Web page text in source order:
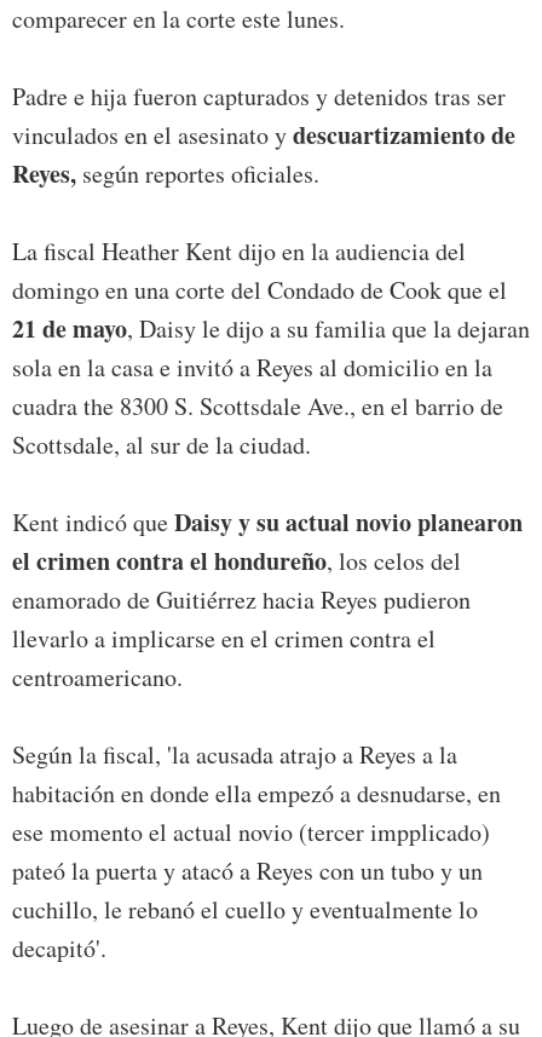
comparecer en la corte este lunes.
Padre e hija fueron capturados y detenidos tras ser
vinculados en el asesinato ydescuartizamiento de
Reyes, según reportes oficiales.
La fiscal Heather Kent dijo en la audiencia del
domingo en una corte del Condado de Cook que el
21 de mayo, Daisy le dijo a su familia que la dejaran
sola en la casa e invitó a Reyes al domicilio en la
cuadra the 8300 S. Scottsdale Ave., en el barrio de
Scottsdale, al sur de la ciudad.
Kent indicó queDaisy y su actual novio planearon
el crimen contra el hondureño, los celos del
enamorado de Guitiérrez hacia Reyes pudieron
llevarlo a implicarse en el crimen contra el
centroamericano.
Según la fiscal, 'la acusada atrajo a Reyes a la
habitación en donde ella empezó a desnudarse, en
ese momento el actual novio (tercer impplicado)
pateó la puerta y atacó a Reyes con un tubo y un
cuchillo, le rebanó el cuello y eventualmente lo
decapitó'.
Luego de asesinar a Reyes, Kent dijo que llamó a su